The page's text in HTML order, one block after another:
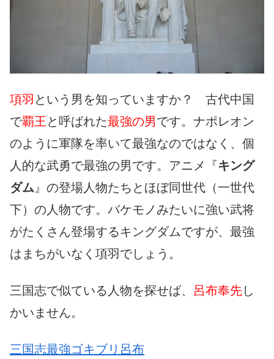
項羽 という男を知っていますか？ 古代中国
で覇王と呼ばれた最強の男です。ナポレオン
のように軍隊を率いて最強なのではなく、個
人的な武勇で最強の男です。アニメ『キング
ダム 』の登場人物たちとほぼ同世代（一世代
下）の人物です。バケモノみたいに強い武将
がたくさん登場するキングダムですが、最強
はまちがいなく項羽でしょう。
三国志で似ている人物を探せば、 呂布奉先し
かいません。
三国志最強ゴキブリ呂布